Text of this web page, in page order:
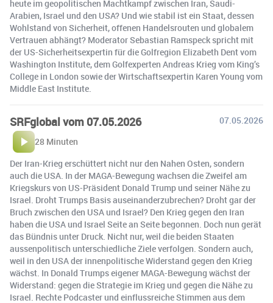
heute im geopolitischen Machtkampf zwischen Iran, Saudi-
Arabien, Israel und den USA? Und wie stabil ist ein Staat, dessen
Wohlstand von Sicherheit, offenen Handelsrouten und globalem
Vertrauen abhängt? Moderator Sebastian Ramspeck spricht mit
der US-Sicherheitsexpertin für die Golfregion Elizabeth Dent vom
Washington Institute, dem Golfexperten Andreas Krieg vom King’s
College in London sowie der Wirtschaftsexpertin Karen Young vom
Middle East Institute.
SRFglobal vom 07.05.2026
07.05.2026
28 Minuten
Der Iran-Krieg erschüttert nicht nur den Nahen Osten, sondern
auch die USA. In der MAGA-Bewegung wachsen die Zweifel am
Kriegskurs von US-Präsident Donald Trump und seiner Nähe zu
Israel. Droht Trumps Basis auseinanderzubrechen? Droht gar der
Bruch zwischen den USA und Israel? Den Krieg gegen den Iran
haben die USA und Israel Seite an Seite begonnen. Doch nun gerät
das Bündnis unter Druck. Nicht nur, weil die beiden Staaten
aussenpolitisch unterschiedliche Ziele verfolgen. Sondern auch,
weil in den USA der innenpolitische Widerstand gegen den Krieg
wächst. In Donald Trumps eigener MAGA-Bewegung wächst der
Widerstand: gegen die Strategie im Krieg und gegen die Nähe zu
Israel. Rechte Podcaster und einflussreiche Stimmen aus dem